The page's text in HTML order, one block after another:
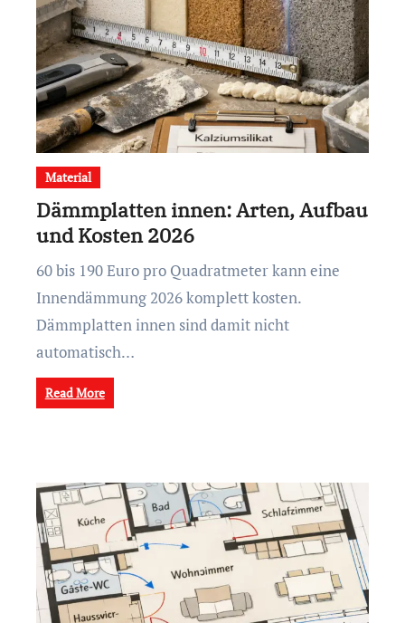
Material
Dämmplatten innen: Arten, Aufbau
und Kosten 2026
60 bis 190 Euro pro Quadratmeter kann eine
Innendämmung 2026 komplett kosten.
Dämmplatten innen sind damit nicht
automatisch…
Read More